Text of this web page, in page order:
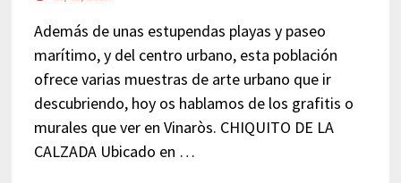
Además de unas estupendas playas y paseo
marítimo, y del centro urbano, esta población
ofrece varias muestras de arte urbano que ir
descubriendo, hoy os hablamos de los grafitis o
murales que ver en Vinaròs. CHIQUITO DE LA
CALZADA Ubicado en …